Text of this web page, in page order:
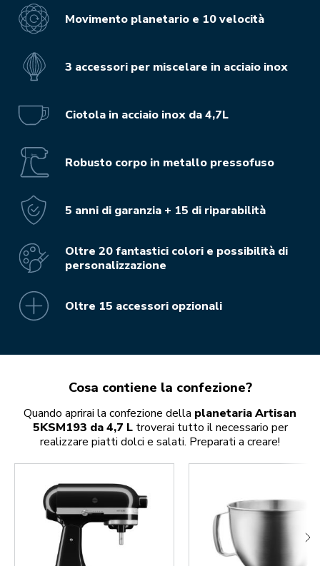
Movimento planetario e 10 velocità
3 accessori per miscelare in acciaio inox
Ciotola in acciaio inox da 4,7L
Robusto corpo in metallo pressofuso
5 anni di garanzia + 15 di riparabilità
Oltre 20 fantastici colori e possibilità di
personalizzazione
Oltre 15 accessori opzionali
Cosa contiene la confezione?
Quando aprirai la confezione della planetaria Artisan
5KSM193 da 4,7 L troverai tutto il necessario per
realizzare piatti dolci e salati. Preparati a creare!